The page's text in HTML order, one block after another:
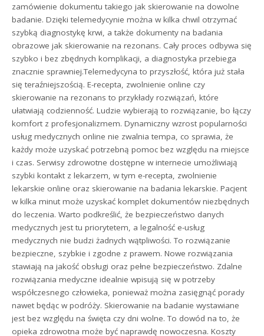
zamówienie dokumentu takiego jak skierowanie na dowolne
badanie. Dzięki telemedycynie można w kilka chwil otrzymać
szybką diagnostykę krwi, a także dokumenty na badania
obrazowe jak skierowanie na rezonans. Cały proces odbywa się
szybko i bez zbędnych komplikacji, a diagnostyka przebiega
znacznie sprawniej.Telemedycyna to przyszłość, która już stała
się teraźniejszością. E-recepta, zwolnienie online czy
skierowanie na rezonans to przykłady rozwiązań, które
ułatwiają codzienność. Ludzie wybierają to rozwiązanie, bo łączy
komfort z profesjonalizmem. Dynamiczny wzrost popularności
usług medycznych online nie zwalnia tempa, co sprawia, że
każdy może uzyskać potrzebną pomoc bez względu na miejsce
i czas. Serwisy zdrowotne dostępne w internecie umożliwiają
szybki kontakt z lekarzem, w tym e-recepta, zwolnienie
lekarskie online oraz skierowanie na badania lekarskie. Pacjent
w kilka minut może uzyskać komplet dokumentów niezbędnych
do leczenia. Warto podkreślić, że bezpieczeństwo danych
medycznych jest tu priorytetem, a legalność e-usług
medycznych nie budzi żadnych wątpliwości. To rozwiązanie
bezpieczne, szybkie i zgodne z prawem. Nowe rozwiązania
stawiają na jakość obsługi oraz pełne bezpieczeństwo. Zdalne
rozwiązania medyczne idealnie wpisują się w potrzeby
współczesnego człowieka, ponieważ można zasięgnąć porady
nawet będąc w podróży. Skierowanie na badanie wystawiane
jest bez względu na święta czy dni wolne. To dowód na to, że
opieka zdrowotna może być naprawdę nowoczesna. Koszty